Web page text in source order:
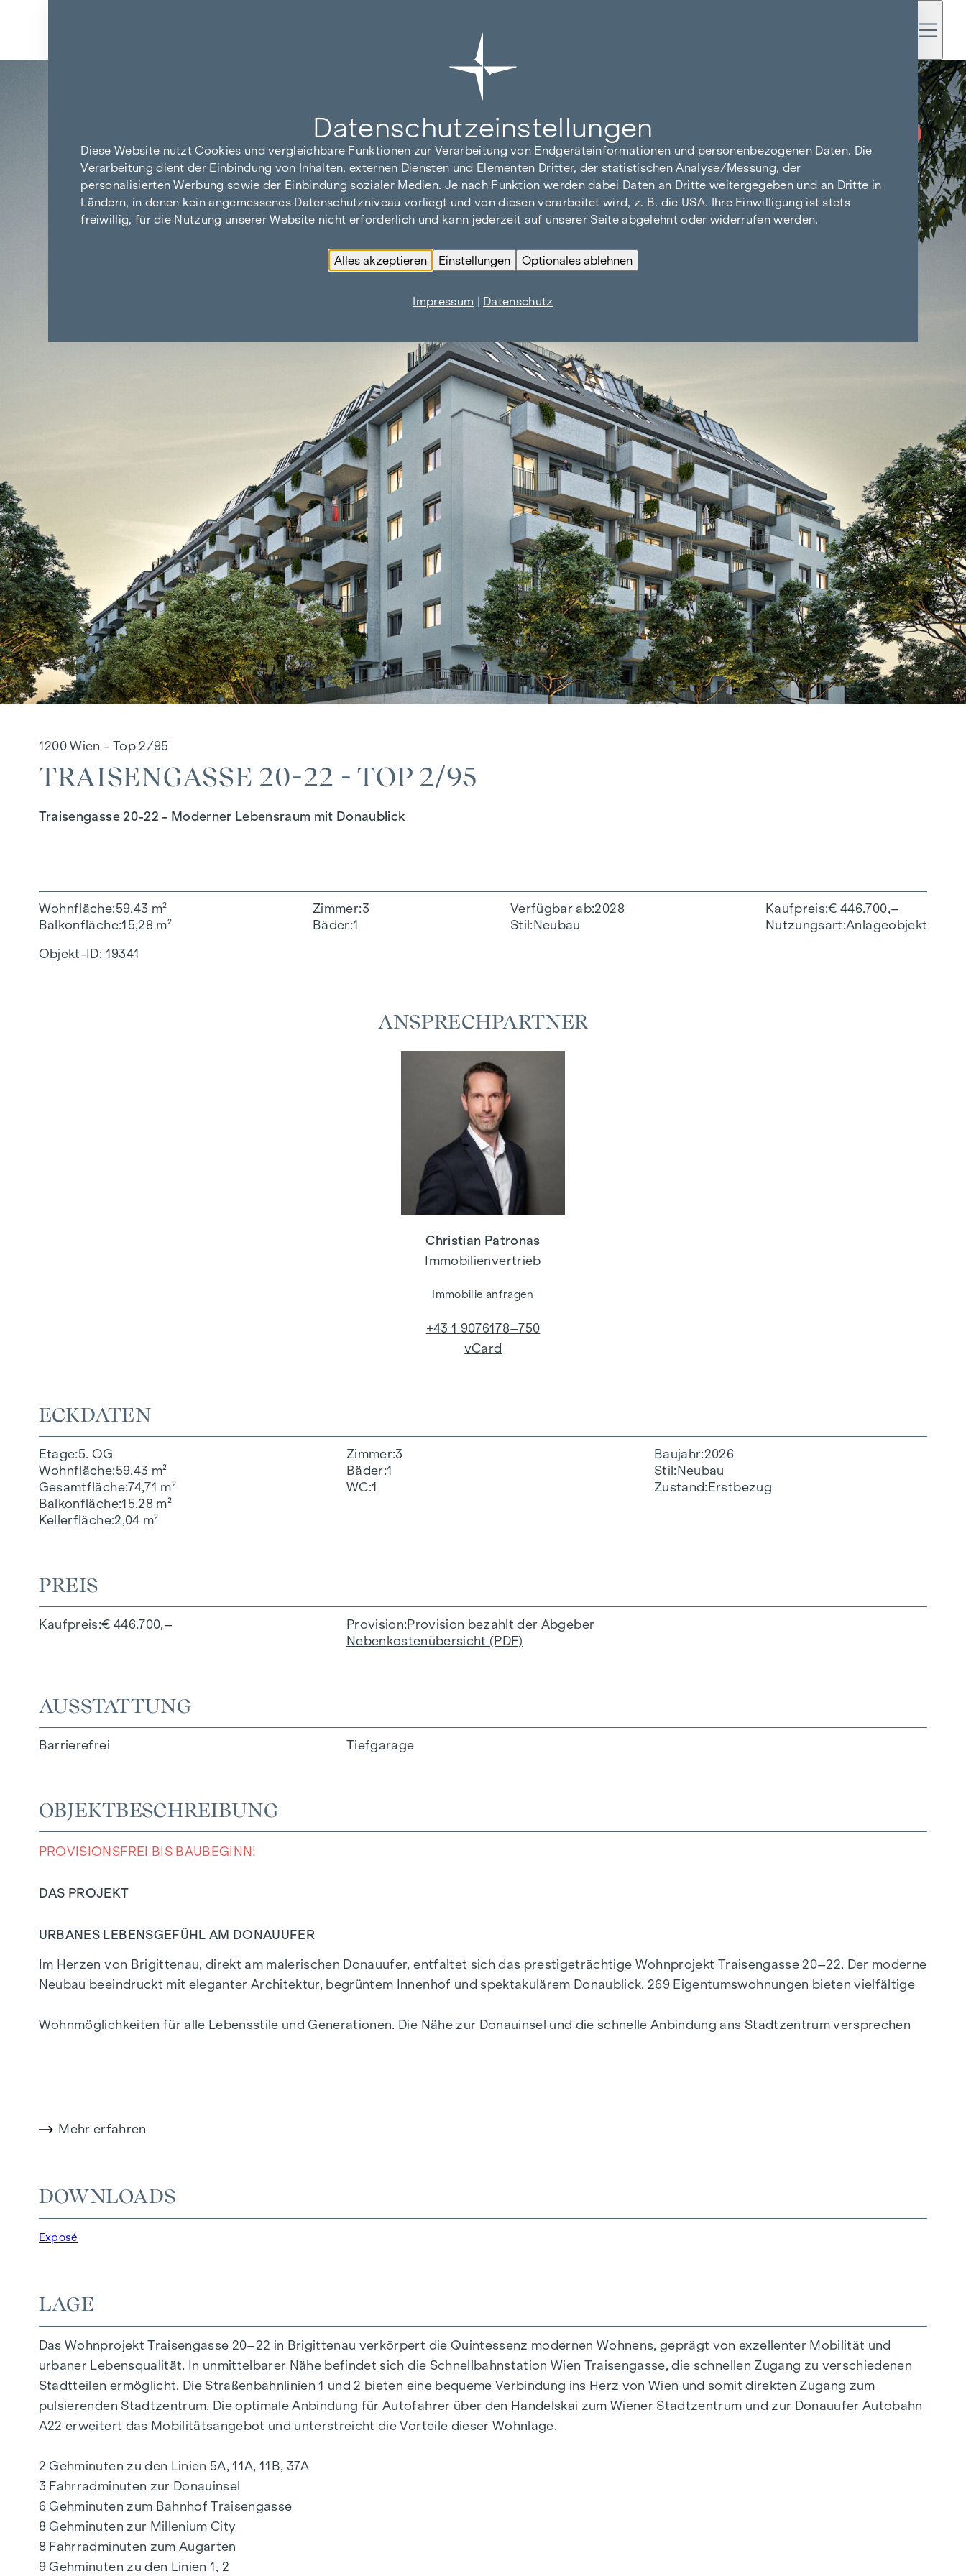
BIS BAUBEGINN
1200 Wien - Top 2/95
TRAISENGASSE 20-22 - TOP 2/95
Traisengasse 20-22 - Moderner Lebensraum mit Donaublick
Wohnfläche 59,43 m²
Balkonfläche 15,28 m²
Zimmer 3
Bäder 1
Verfügbar ab 2028
Stil Neubau
Kaufpreis € 446.700,–
Nutzungsart Anlageobjekt
Objekt-ID: 19341
ECKDATEN
Etage 5. OG
Wohnfläche 59,43 m²
Gesamtfläche 74,71 m²
Balkonfläche 15,28 m²
Kellerfläche 2,04 m²
Zimmer 3
Bäder 1
WC 1
Baujahr 2026
Stil Neubau
Zustand Erstbezug
PREIS
Kaufpreis € 446.700,– Provision Provision bezahlt der Abgeber
Nebenkostenübersicht (PDF)
AUSSTATTUNG
Barrierefrei Tiefgarage
OBJEKTBESCHREIBUNG
PROVISIONSFREI BIS BAUBEGINN!
DAS PROJEKT
URBANES LEBENSGEFÜHL AM DONAUUFER
Im Herzen von Brigittenau, direkt am malerischen Donauufer, entfaltet sich das prestigeträchtige Wohnprojekt Traisengasse 20–22. Der moderne
Neubau beeindruckt mit eleganter Architektur, begrüntem Innenhof und spektakulärem Donaublick. 269 Eigentumswohnungen bieten vielfältige
Wohnmöglichkeiten für alle Lebensstile und Generationen. Die Nähe zur Donauinsel und die schnelle Anbindung ans Stadtzentrum versprechen
Einzimmerapartments bis zu großzügigen Vierzimmerwohnungen reichen, finden hier alle ihren idealen Lebensraum. Eichenparkettböden und
Wohnambiente, selbst an den heißesten Tagen.
AUSSTATTUNG
Außenliegender, elektrischer Sonnenschutz
Klimaanlage im DG
Fußbodenheizung mittels Fernwärme
Photovoltaikanlage am Dach
Digitale Gegensprechanlage und
schwarzes Brett über Handyapp
Smarte Hausverwaltungs-App „puck“
HIGHLIGHTS
269 Eigentumswohnungen
1 bis 4 Zimmer mit Wohnflächen von ca. 38 bis 124 m2
Gärten, Balkone, Loggien, Dachterrassen
Kleinkinderspielplatz und Gemeinschaftsraum
Mehr erfahren
DOWNLOADS
Exposé
LAGE
Das Wohnprojekt Traisengasse 20–22 in Brigittenau verkörpert die Quintessenz modernen Wohnens, geprägt von exzellenter Mobilität und
urbaner Lebensqualität. In unmittelbarer Nähe befindet sich die Schnellbahnstation Wien Traisengasse, die schnellen Zugang zu verschiedenen
Stadtteilen ermöglicht. Die Straßenbahnlinien 1 und 2 bieten eine bequeme Verbindung ins Herz von Wien und somit direkten Zugang zum
pulsierenden Stadtzentrum. Die optimale Anbindung für Autofahrer über den Handelskai zum Wiener Stadtzentrum und zur Donauufer Autobahn
A22 erweitert das Mobilitätsangebot und unterstreicht die Vorteile dieser Wohnlage.
2 Gehminuten zu den Linien 5A, 11A, 11B, 37A
3 Fahrradminuten zur Donauinsel
6 Gehminuten zum Bahnhof Traisengasse
8 Gehminuten zur Millenium City
8 Fahrradminuten zum Augarten
9 Gehminuten zu den Linien 1, 2
ANSPRECHPARTNER
Christian Patronas
Immobilienvertrieb
Immobilie anfragen
+43 1 9076178–750
vCard
Datenschutz­einstellungen
Diese Website nutzt Cookies und vergleichbare Funktionen zur Verarbeitung von Endgeräteinformationen und personenbezogenen Daten. Die
Verarbeitung dient der Einbindung von Inhalten, externen Diensten und Elementen Dritter, der statistischen Analyse/Messung, der
personalisierten Werbung sowie der Einbindung sozialer Medien. Je nach Funktion werden dabei Daten an Dritte weitergegeben und an Dritte in
Ländern, in denen kein angemessenes Datenschutzniveau vorliegt und von diesen verarbeitet wird, z. B. die USA. Ihre Einwilligung ist stets
freiwillig, für die Nutzung unserer Website nicht erforderlich und kann jederzeit auf unserer Seite abgelehnt oder widerrufen werden.
Alles akzeptieren Einstellungen Optionales ablehnen
Impressum | Datenschutz